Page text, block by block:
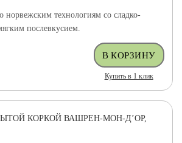
норвежским технологиям со сладко-
послевкусием.
Купить в 1 клик
КОРКОЙ ВАШРЕН-МОН-Д’ОР,